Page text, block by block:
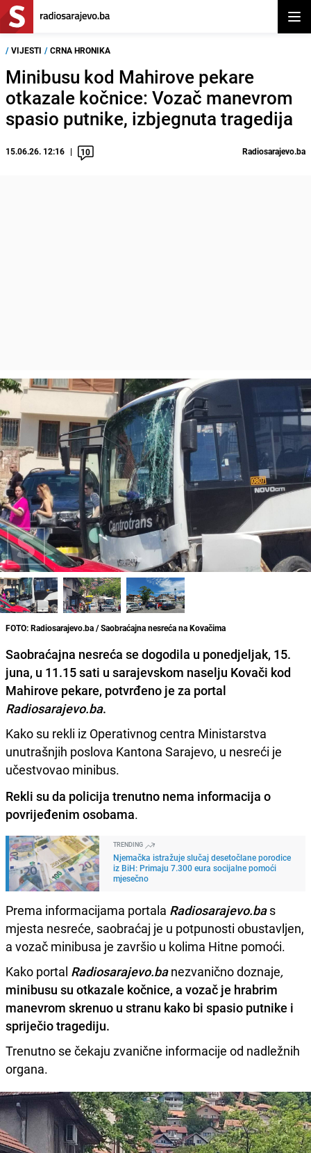
/ VIJESTI / CRNA HRONIKA
Minibusu kod Mahirove pekare
otkazale kočnice: Vozač manevrom
spasio putnike, izbjegnuta tragedija
15.06.26. 12:16 10 Radiosarajevo.ba
FOTO: Radiosarajevo.ba / Saobraćajna nesreća na Kovačima
Saobraćajna nesreća se dogodila u ponedjeljak, 15.
juna, u 11.15 sati u sarajevskom naselju Kovači kod
Mahirove pekare, potvrđeno je za portal
Radiosarajevo.ba.
Kako su rekli iz Operativnog centra Ministarstva
unutrašnjih poslova Kantona Sarajevo, u nesreći je
učestvovao minibus.
Rekli su da policija trenutno nema informacija o
povrijeđenim osobama.
TRENDING
Njemačka istražuje slučaj desetočlane porodice
iz BiH: Primaju 7.300 eura socijalne pomoći
mjesečno
Prema informacijama portala Radiosarajevo.bas
mjesta nesreće, saobraćaj je u potpunosti obustavljen,
a vozač minibusa je završio u kolima Hitne pomoći.
Kako portal Radiosarajevo.banezvanično doznaje,
minibusu su otkazale kočnice, a vozač je hrabrim
manevrom skrenuo u stranu kako bi spasio putnike i
spriječio tragediju.
Trenutno se čekaju zvanične informacije od nadležnih
organa.